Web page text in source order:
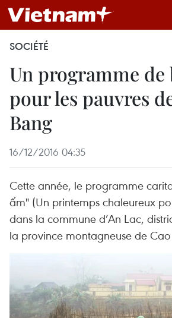
SOCIÉTÉ
Un programme de
pour les pauvres
Bang
16/12/2016 04:35
Cette année, le programme
ấm" (Un printemps chaleureux
dans la commune d’An Lac,
la province montagneuse de